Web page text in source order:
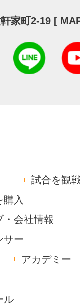
家町2-19 [
試合を観
購入
・会社情報
サー
アカデミー
ル